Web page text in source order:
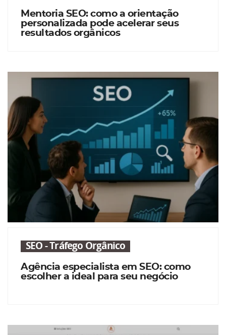
Mentoria SEO: como a orientação
personalizada pode acelerar seus
resultados orgânicos
SEO - Tráfego Orgânico
Agência especialista em SEO: como
escolher a ideal para seu negócio